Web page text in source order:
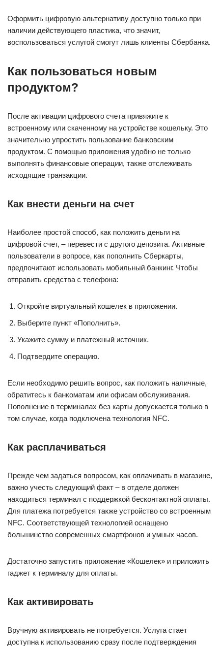
Оформить цифровую альтернативу доступно только при
наличии действующего пластика, что значит,
воспользоваться услугой смогут лишь клиенты Сбербанка.
Как пользоваться новым
продуктом?
После активации цифрового счета привяжите к
встроенному или скаченному на устройстве кошельку. Это
значительно упростить пользование банковским
продуктом. С помощью приложения удобно не только
выполнять финансовые операции, также отслеживать
исходящие транзакции.
Как внести деньги на счет
Наиболее простой способ, как положить деньги на
цифровой счет, – перевести с другого депозита. Активные
пользователи в вопросе, как пополнить Сберкарты,
предпочитают использовать мобильный банкинг. Чтобы
отправить средства с телефона:
Откройте виртуальный кошелек в приложении.
Выберите пункт «Пополнить».
Укажите сумму и платежный источник.
Подтвердите операцию.
Если необходимо решить вопрос, как положить наличные,
обратитесь к банкоматам или офисам обслуживания.
Пополнение в терминалах без карты допускается только в
том случае, когда подключена технология NFC.
Как расплачиваться
Прежде чем задаться вопросом, как оплачивать в магазине,
важно учесть следующий факт – в отделе должен
находиться терминал с поддержкой бесконтактной оплаты.
Для платежа потребуется также устройство со встроенным
NFC. Соответствующей технологией оснащено
большинство современных смартфонов и умных часов.
Достаточно запустить приложение «Кошелек» и приложить
гаджет к терминалу для оплаты.
Как активировать
Вручную активировать не потребуется. Услуга стает
доступна к использованию сразу после подтверждения